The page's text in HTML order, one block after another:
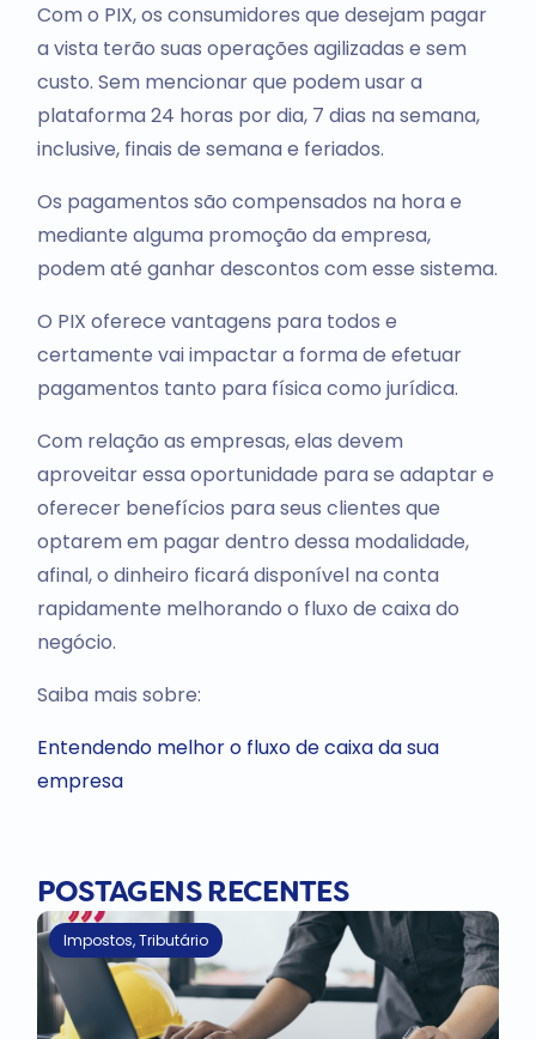
Com o PIX, os consumidores que desejam pagar
a vista terão suas operações agilizadas e sem
custo. Sem mencionar que podem usar a
plataforma 24 horas por dia, 7 dias na semana,
inclusive, finais de semana e feriados.
Os pagamentos são compensados na hora e
mediante alguma promoção da empresa,
podem até ganhar descontos com esse sistema.
O PIX oferece vantagens para todos e
certamente vai impactar a forma de efetuar
pagamentos tanto para física como jurídica.
Com relação as empresas, elas devem
aproveitar essa oportunidade para se adaptar e
oferecer benefícios para seus clientes que
optarem em pagar dentro dessa modalidade,
afinal, o dinheiro ficará disponível na conta
rapidamente melhorando o fluxo de caixa do
negócio.
Saiba mais sobre:
Entendendo melhor o fluxo de caixa da sua
empresa
POSTAGENS RECENTES
Impostos,Tributário